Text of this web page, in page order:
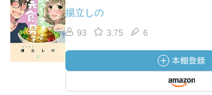
揚立しの
93 3.75 6